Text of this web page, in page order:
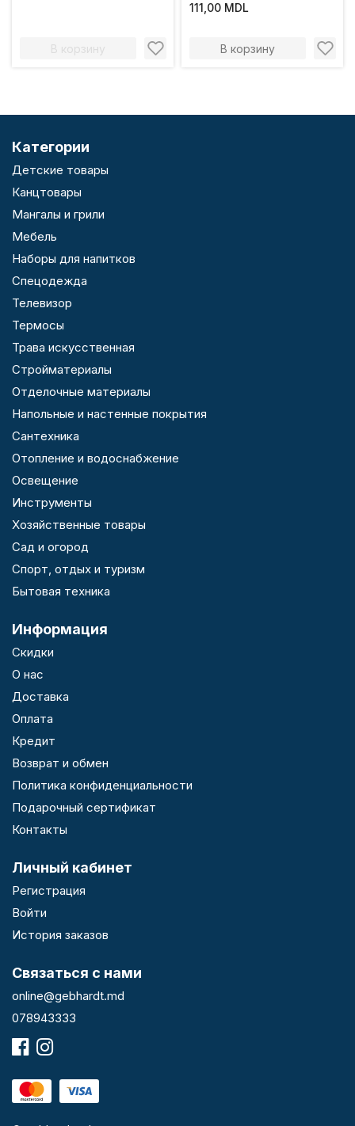
В корзину
111,00 MDL
В корзину
Категории
Детские товары
Канцтовары
Мангалы и грили
Мебель
Наборы для напитков
Спецодежда
Телевизор
Термосы
Трава искусственная
Стройматериалы
Отделочные материалы
Напольные и настенные покрытия
Сантехника
Отопление и водоснабжение
Освещение
Инструменты
Хозяйственные товары
Сад и огород
Спорт, отдых и туризм
Бытовая техника
Информация
Скидки
О нас
Доставка
Оплата
Кредит
Возврат и обмен
Политика конфиденциальности
Подарочный сертификат
Контакты
Личный кабинет
Регистрация
Войти
История заказов
Связаться с нами
online@gebhardt.md
078943333